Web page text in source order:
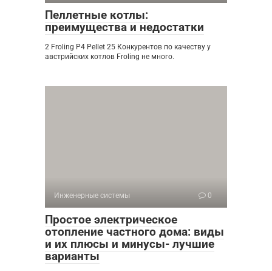
Пеллетные котлы:
преимущества и недостатки
2 Froling P4 Pellet 25 Конкурентов по качеству у
австрийских котлов Froling не много.
Инженерные системы 0
Простое электрическое
отопление частного дома: виды
и их плюсы и минусы- лучшие
варианты